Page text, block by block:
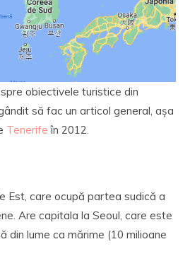
obiectivele turistice din
să fac un articol general, așa
Tenerife în 2012.
Est, care ocupă partea sudică a
Are capitala la Seoul, care este
din lume ca mărime (10 milioane